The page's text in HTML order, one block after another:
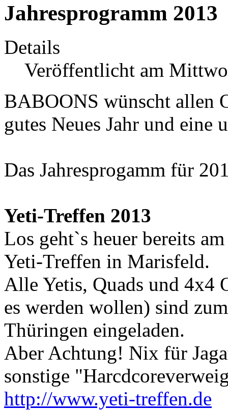
Jahresprogramm 2013
Details
Veröffentlicht am
BABOONS wünscht allen
gutes Neues Jahr und eine
Das Jahresprogamm für
Yeti-Treffen 2013
Los geht`s heuer bereits
Yeti-Treffen in Marisfeld.
Alle Yetis, Quads und 4x4
es werden wollen) sind
Thüringen eingeladen.
Aber Achtung! Nix für
sonstige
http://www.yeti-treffen.de